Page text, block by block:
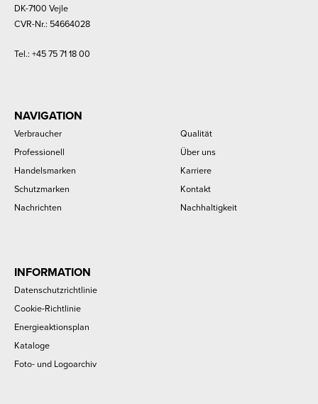
DK-7100 Vejle
CVR-Nr.: 54664028
Tel.: +45 75 71 18 00
NAVIGATION
Verbraucher
Professionell
Handelsmarken
Schutzmarken
Nachrichten
Qualität
Über uns
Karriere
Kontakt
Nachhaltigkeit
INFORMATION
Datenschutzrichtlinie
Cookie-Richtlinie
Energieaktionsplan
Kataloge
Foto- und Logoarchiv